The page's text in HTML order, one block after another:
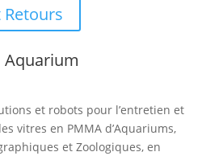
Aquarium
et robots pour l’entretien et
vitres en PMMA d’Aquariums,
et Zoologiques, en